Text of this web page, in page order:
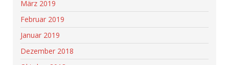
März 2019
Februar 2019
Januar 2019
Dezember 2018